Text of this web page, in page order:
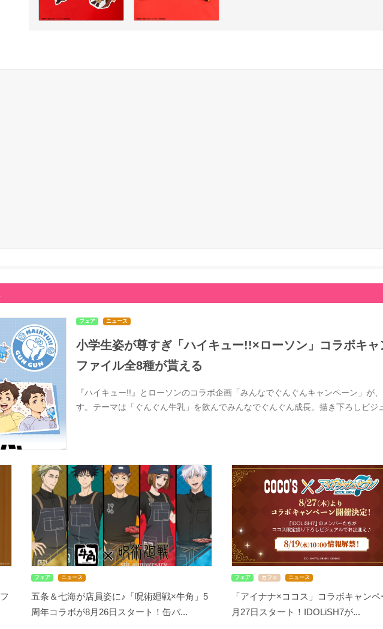
フェア ニュース
小学生姿が尊すぎ「ハイキュー!!×ローソン」コラボキ
ファイル全8種が貰える
『ハイキュー!!』とローソンのコラボ企画「みんなでぐんぐんキャンペーン」
す。テーマは「ぐんぐん牛乳」を飲んでみんなでぐんぐん成長。描き下ろしビジ
フェア ニュース
五条＆七海が店員姿に♪「呪術廻戦×牛角」5
周年コラボが8月26日スタート！缶バ...
フェア カフェ ニュース
「アイナナ×ココス」コラボキャン
月27日スタート！IDOLiSH7が...